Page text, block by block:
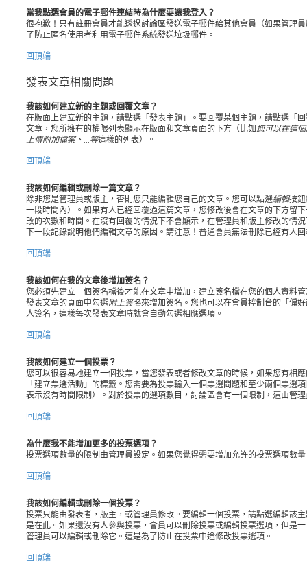
當我點選會員的電子郵件連結時為什麼要讓我登入？
很抱歉！只有註冊會員才能透過討論區發送電子郵件給其他會員（如果管理
了防止匿名使用者利用電子郵件系統發送垃圾郵件。
回頂端
發表文章相關問題
我該如何建立新的主題或回覆文章？
在版面上建立新的主題，請點選「發表主題」。要回覆某個主題，請點選「
文章，您所擁有的權限列表顯示在版面和文章頁面的下方（比如您可以在這
上傳附加檔案、...等這樣的列表）。
回頂端
我該如何編輯或刪除一篇文章？
除非您是管理員或版主，否則您只能編輯您自己的文章。您可以點選編輯按
一段時間內）。如果有人已經回覆過這篇文章，您修改後會在文章的下方留
改的次數和時間。在沒有回覆的情況下不會顯示，在管理員和版主修改的情
下一段記錄說明他們編輯文章的原因。請注意！普通會員無法刪除已經有人
回頂端
我該如何在我的文章後增加簽名？
您必須先建立一個簽名檔後才能在文章中增加，建立簽名檔在您的個人資料
發表文章的頁面中勾選附上簽名來增加簽名。您也可以在會員控制台的「偏
人簽名，這樣每次發表文章時就會自動勾選相應選項。
回頂端
我該如何建立一個投票？
您可以很容易地建立一個投票，當您發表或者修改文章的時候，如果您有相
「建立票選活動」的標籤。您需要為投票輸入一個票選問題和至少兩個票選
表示沒有時間限制）。對於投票的選項數目，討論區會有一個限制，這由管
回頂端
為什麼我不能增加更多的投票選項？
投票選項數量的限制由管理員設定。如果您覺得需要增加允許的投票選項數
回頂端
我該如何編輯或刪除一個投票？
投票只能由發表者，版主，或管理員修改。要編輯一個投票，請點選編輯該
是在此。如果還沒有人參與投票，會員可以刪除投票或編輯投票選項，但是
管理員可以編輯或刪除它。這是為了防止在投票中途修改投票選項。
回頂端